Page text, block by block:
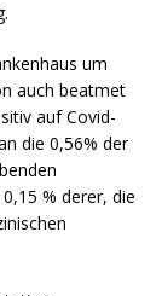
um
auch beatmet
auf Covid-
die 0,56% der
% derer, die